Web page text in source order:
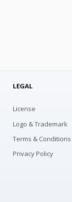
LEGAL
License
Logo & Trademark
Terms & Conditions
Privacy Policy